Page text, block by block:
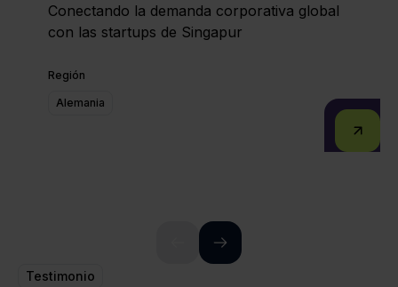
Conectando la demanda corporativa global
con las startups de Singapur
Región
Alemania
Testimonio